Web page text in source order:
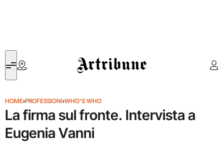
Artribune
HOME›PROFESSIONI›WHO'S WHO
La firma sul fronte. Intervista a
Eugenia Vanni